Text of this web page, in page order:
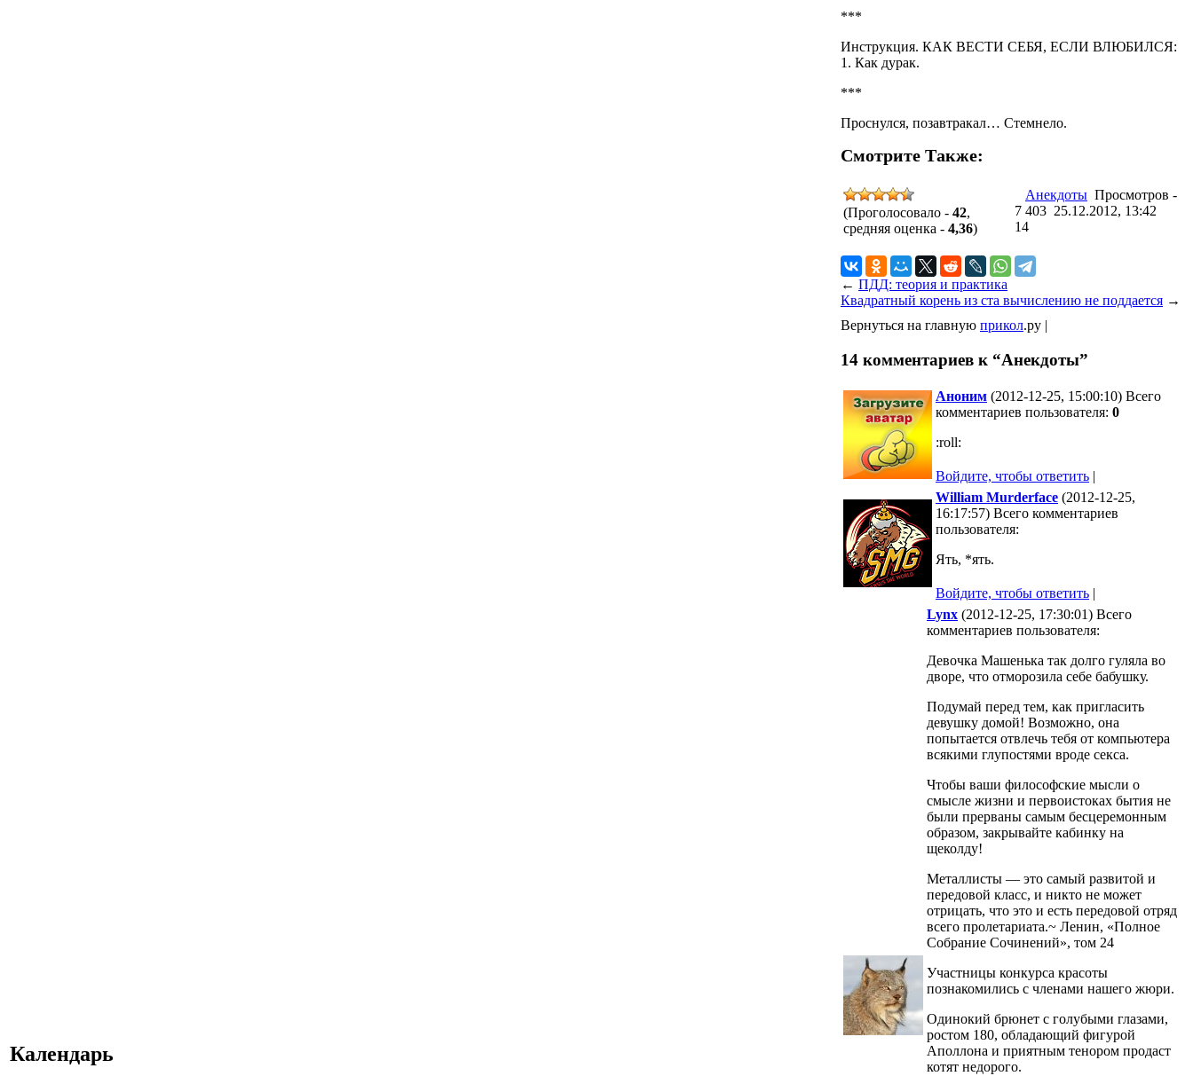
Календарь
***
Инструкция. КАК ВЕСТИ СЕБЯ, ЕСЛИ ВЛЮБИЛСЯ:
1. Как дурак.
***
Проснулся, позавтракал… Стемнело.
Смотрите Также:
(Проголосовало - 42,
средняя оценка - 4,36)
Анекдоты Просмотров -
7 403 25.12.2012, 13:42
14
← ПДД: теория и практика
Квадратный корень из ста вычислению не поддается →
Вернуться на главную прикол.ру |
14 комментариев к “Анекдоты”
Аноним (2012-12-25, 15:00:10) Всего
комментариев пользователя: 0
:roll:
Войдите, чтобы ответить |
William Murderface (2012-12-25,
16:17:57) Всего комментариев
пользователя:
Ять, *ять.
Войдите, чтобы ответить |
Lynx (2012-12-25, 17:30:01) Всего
комментариев пользователя:
Девочка Машенька так долго гуляла во
дворе, что отморозила себе бабушку.
Подумай перед тем, как пригласить
девушку домой! Возможно, она
попытается отвлечь тебя от компьютера
всякими глупостями вроде секса.
Чтобы ваши философские мысли о
смысле жизни и первоистоках бытия не
были прерваны самым бесцеремонным
образом, закрывайте кабинку на
щеколду!
Металлисты — это самый развитой и
передовой класс, и никто не может
отрицать, что это и есть передовой отряд
всего пролетариата.~ Ленин, «Полное
Собрание Сочинений», том 24
Участницы конкурса красоты
познакомились с членами нашего жюри.
Одинокий брюнет с голубыми глазами,
ростом 180, обладающий фигурой
Аполлона и приятным тенором продаст
котят недорого.